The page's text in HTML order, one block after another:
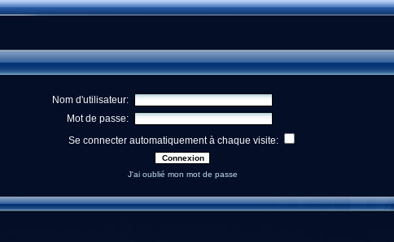
Nom d'utilisateur:
Mot de passe:
Se connecter automatiquement à chaque visite:
J'ai oublié mon mot de passe